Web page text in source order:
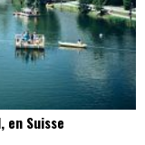
en Suisse